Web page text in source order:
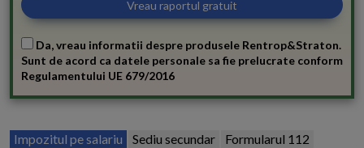
Da, vreau informatii despre produsele Rentrop&Straton.
Sunt de acord ca datele personale sa fie prelucrate conform
Regulamentului UE 679/2016
Impozitul pe salariu Sediu secundar Formularul 112